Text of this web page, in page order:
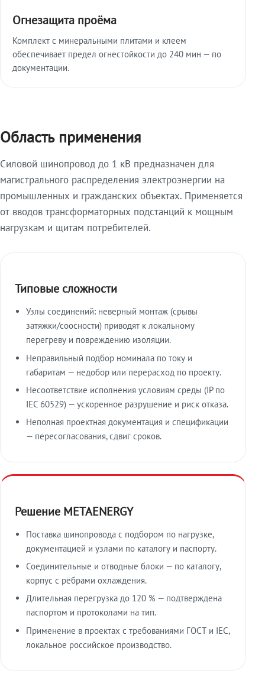
Огнезащита проёма
Комплект с минеральными плитами и клеем
обеспечивает предел огнестойкости до 240 мин — по
документации.
Область применения
Силовой шинопровод до 1 кВ предназначен для
магистрального распределения электроэнергии на
промышленных и гражданских объектах. Применяется
от вводов трансформаторных подстанций к мощным
нагрузкам и щитам потребителей.
Типовые сложности
Узлы соединений: неверный монтаж (срывы
затяжки/соосности) приводят к локальному
перегреву и повреждению изоляции.
Неправильный подбор номинала по току и
габаритам — недобор или перерасход по проекту.
Несоответствие исполнения условиям среды (IP по
IEC 60529) — ускоренное разрушение и риск отказа.
Неполная проектная документация и спецификации
— пересогласования, сдвиг сроков.
Решение METAENERGY
Поставка шинопровода с подбором по нагрузке,
документацией и узлами по каталогу и паспорту.
Соединительные и отводные блоки — по каталогу,
корпус с рёбрами охлаждения.
Длительная перегрузка до 120 % — подтверждена
паспортом и протоколами на тип.
Применение в проектах с требованиями ГОСТ и IEC,
локальное российское производство.